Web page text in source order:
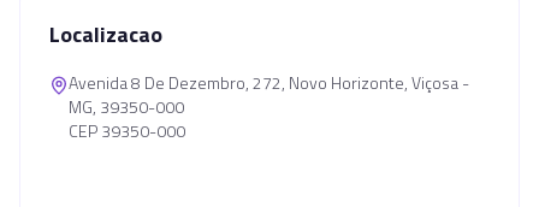
Localizacao
Avenida 8 De Dezembro, 272, Novo Horizonte, Viçosa -
MG, 39350-000
CEP 39350-000